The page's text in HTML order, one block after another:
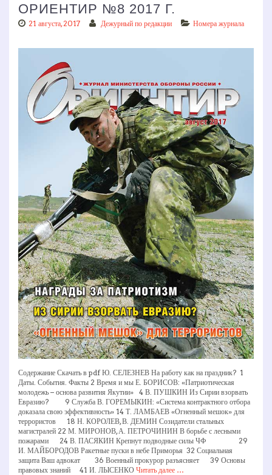
ОРИЕНТИР №8 2017 Г.
21 августа, 2017 Дежурный по редакции Номера журнала
Содержание Скачать в pdf Ю. СЕЛЕЗНЕВ На работу как на праздник? 1
Даты. События. Факты 2 Время и мы Е. БОРИСОВ: «Патриотическая
молодежь – основа развития Якутии» 4 В. ПУШКИН Из Сирии взорвать
Евразию? 9 Служба В. ГОРЕМЫКИН: «Система контрактного отбора
доказала свою эффективность» 14 Т. ЛАМБАЕВ «Огненный мешок» для
террористов 18 Н. КОРОЛЕВ, В. ДЕМИН Созидатели стальных
магистралей 22 М. МИРОНОВ, А. ПЕТРОЧИНИН В борьбе с лесными
пожарами 24 В. ПАСЯКИН Крепнут подводные силы ЧФ 29
И. МАЙБОРОДОВ Ракетные пуски в небе Приморья 32 Социальная
защита Ваш адвокат 36 Военный прокурор разъясняет 39 Основы
правовых знаний 41 И. ЛЫСЕНКО Читать далее …